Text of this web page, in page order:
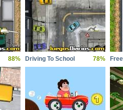
88% Driving To School 78%